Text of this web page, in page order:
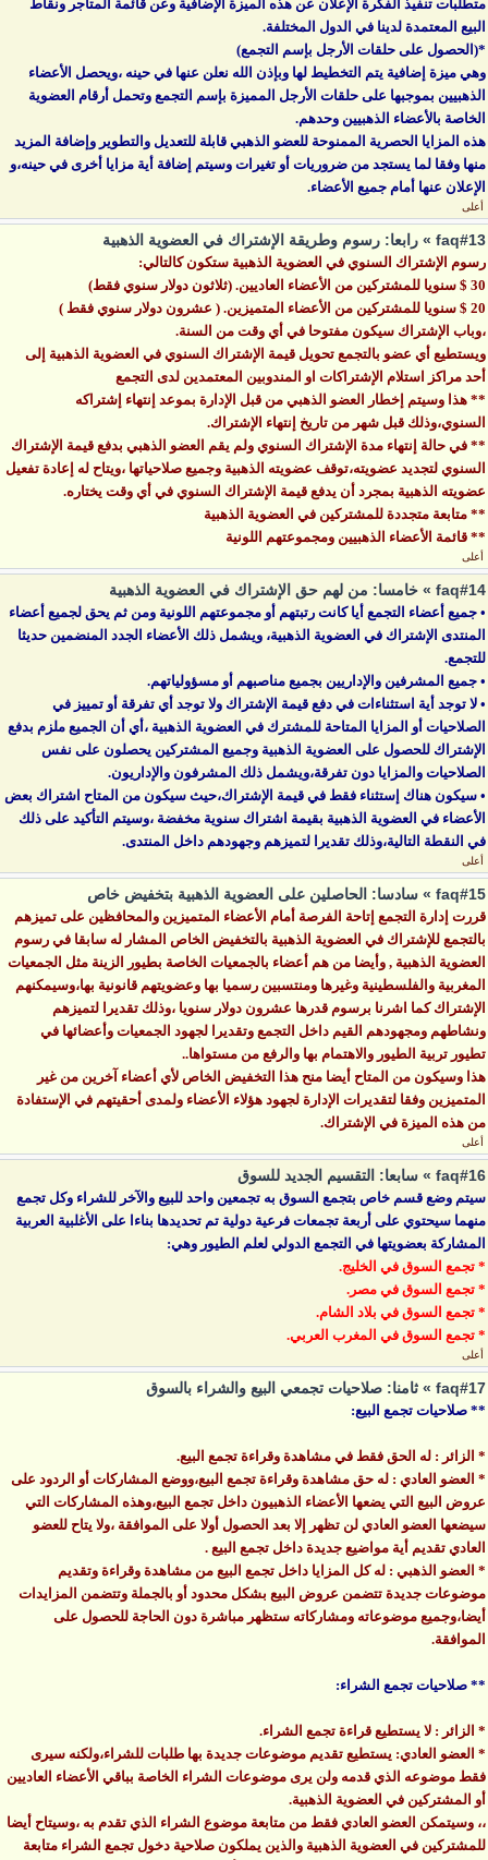
متطلبات تنفيذ الفكرة الإعلان عن هذه الميزة الإضافية وعن قائمة المتاجر ونقاط
البيع المعتمدة لدينا في الدول المختلفة.
*(الحصول على حلقات الأرجل بإسم التجمع)
وهي ميزة إضافية يتم التخطيط لها وبإذن الله نعلن عنها في حينه ،ويحصل الأعضاء
الذهبيين بموجبها على حلقات الأرجل المميزة بإسم التجمع وتحمل أرقام العضوية
الخاصة بالأعضاء الذهبيين وحدهم.
هذه المزايا الحصرية الممنوحة للعضو الذهبي قابلة للتعديل والتطوير وإضافة المزيد
منها وفقا لما يستجد من ضروريات أو تغيرات وسيتم إضافة أية مزايا أخرى في حينه،و
الإعلان عنها أمام جميع الأعضاء.
أعلى
faq#13 » رابعا: رسوم وطريقة الإشتراك في العضوية الذهبية
رسوم الإشتراك السنوي في العضوية الذهبية ستكون كالتالي:
30 $ سنويا للمشتركين من الأعضاء العاديين. (ثلاثون دولار سنوي فقط)
20 $ سنويا للمشتركين من الأعضاء المتميزين. ( عشرون دولار سنوي فقط )
،وباب الإشتراك سيكون مفتوحا في أي وقت من السنة.
ويستطيع أي عضو بالتجمع تحويل قيمة الإشتراك السنوي في العضوية الذهبية إلى
أحد مراكز استلام الإشتراكات او المندوبين المعتمدين لدى التجمع
** هذا وسيتم إخطار العضو الذهبي من قبل الإدارة بموعد إنتهاء إشتراكه
السنوي،وذلك قبل شهر من تاريخ إنتهاء الإشتراك.
** في حالة إنتهاء مدة الإشتراك السنوي ولم يقم العضو الذهبي بدفع قيمة الإشتراك
السنوي لتجديد عضويته،توقف عضويته الذهبية وجميع صلاحياتها ،ويتاح له إعادة تفعيل
عضويته الذهبية بمجرد أن يدفع قيمة الإشتراك السنوي في أي وقت يختاره.
** متابعة متجددة للمشتركين في العضوية الذهبية
** قائمة الأعضاء الذهبيين ومجموعتهم اللونية
أعلى
faq#14 » خامسا: من لهم حق الإشتراك في العضوية الذهبية
• جميع أعضاء التجمع أيا كانت رتبتهم أو مجموعتهم اللونية ومن ثم يحق لجميع أعضاء
المنتدى الإشتراك في العضوية الذهبية، ويشمل ذلك الأعضاء الجدد المنضمين حديثا
للتجمع.
• جميع المشرفين والإداريين بجميع مناصبهم أو مسؤولياتهم.
• لا توجد أية استثناءات في دفع قيمة الإشتراك ولا توجد أي تفرقة أو تمييز في
الصلاحيات أو المزايا المتاحة للمشترك في العضوية الذهبية ،أي أن الجميع ملزم بدفع
الإشتراك للحصول على العضوية الذهبية وجميع المشتركين يحصلون على نفس
الصلاحيات والمزايا دون تفرقة،ويشمل ذلك المشرفون والإداريون.
• سيكون هناك إستثناء فقط في قيمة الإشتراك،حيث سيكون من المتاح اشتراك بعض
الأعضاء في العضوية الذهبية بقيمة اشتراك سنوية مخفضة ،وسيتم التأكيد على ذلك
في النقطة التالية،وذلك تقديرا لتميزهم وجهودهم داخل المنتدى.
أعلى
faq#15 » سادسا: الحاصلين على العضوية الذهبية بتخفيض خاص
قررت إدارة التجمع إتاحة الفرصة أمام الأعضاء المتميزين والمحافظين على تميزهم
بالتجمع للإشتراك في العضوية الذهبية بالتخفيض الخاص المشار له سابقا في رسوم
العضوية الذهبية , وأيضا من هم أعضاء بالجمعيات الخاصة بطيور الزينة مثل الجمعيات
المغربية والفلسطينية وغيرها ومنتسبين رسميا بها وعضويتهم قانونية بها،وسيمكنهم
الإشتراك كما اشرنا برسوم قدرها عشرون دولار سنويا ،وذلك تقديرا لتميزهم
ونشاطهم ومجهودهم القيم داخل التجمع وتقديرا لجهود الجمعيات وأعضائها في
تطيور تربية الطيور والاهتمام بها والرفع من مستواها..
هذا وسيكون من المتاح أيضا منح هذا التخفيض الخاص لأي أعضاء آخرين من غير
المتميزين وفقا لتقديرات الإدارة لجهود هؤلاء الأعضاء ولمدى أحقيتهم في الإستفادة
من هذه الميزة في الإشتراك.
أعلى
faq#16 » سابعا: التقسيم الجديد للسوق
سيتم وضع قسم خاص بتجمع السوق به تجمعين واحد للبيع والآخر للشراء وكل تجمع
منهما سيحتوي على أربعة تجمعات فرعية دولية تم تحديدها بناءا على الأغلبية العربية
المشاركة بعضويتها في التجمع الدولي لعلم الطيور وهي:
* تجمع السوق في الخليج.
* تجمع السوق في مصر.
* تجمع السوق في بلاد الشام.
* تجمع السوق في المغرب العربي.
أعلى
faq#17 » ثامنا: صلاحيات تجمعي البيع والشراء بالسوق
** صلاحيات تجمع البيع:
* الزائر : له الحق فقط في مشاهدة وقراءة تجمع البيع.
* العضو العادي : له حق مشاهدة وقراءة تجمع البيع،ووضع المشاركات أو الردود على
عروض البيع التي يضعها الأعضاء الذهبيون داخل تجمع البيع،وهذه المشاركات التي
سيضعها العضو العادي لن تظهر إلا بعد الحصول أولا على الموافقة ،ولا يتاح للعضو
العادي تقديم أية مواضيع جديدة داخل تجمع البيع .
* العضو الذهبي : له كل المزايا داخل تجمع البيع من مشاهدة وقراءة وتقديم
موضوعات جديدة تتضمن عروض البيع بشكل محدود أو بالجملة وتتضمن المزايدات
أيضا،وجميع موضوعاته ومشاركاته ستظهر مباشرة دون الحاجة للحصول على
الموافقة.
** صلاحيات تجمع الشراء:
* الزائر : لا يستطيع قراءة تجمع الشراء.
* العضو العادي: يستطيع تقديم موضوعات جديدة بها طلبات للشراء،ولكنه سيرى
فقط موضوعه الذي قدمه ولن يرى موضوعات الشراء الخاصة بباقي الأعضاء العاديين
أو المشتركين في العضوية الذهبية.
،، وسيتمكن العضو العادي فقط من متابعة موضوع الشراء الذي تقدم به ،وسيتاح أيضا
للمشتركين في العضوية الذهبية والذين يملكون صلاحية دخول تجمع الشراء متابعة